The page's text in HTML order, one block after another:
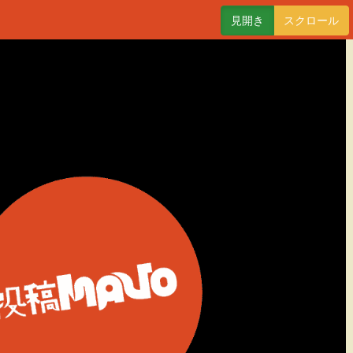
見開き スクロール